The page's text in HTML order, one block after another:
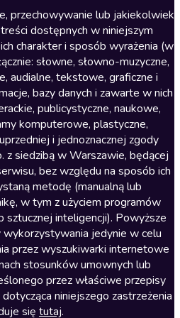
przechowywanie lub jakiekolwiek
dostępnych w niniejszym
charakter i sposób wyrażenia (w
słowne, słowno-muzyczne,
audialne, tekstowe, graficzne i
bazy danych i zawarte w nich
publicystyczne, naukowe,
komputerowe, plastyczne,
i jednoznacznej zgody
z siedzibą w Warszawie, będącej
bez względu na sposób ich
metodę (manualną lub
w tym z użyciem programów
sztucznej inteligencji). Powyższe
jedynie w celu
przez wyszukiwarki internetowe
stosunków umownych lub
przez właściwe przepisy
niniejszego zastrzeżenia
się tutaj.